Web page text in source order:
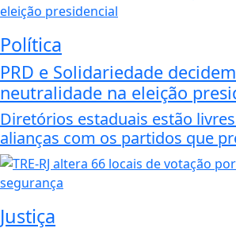
Política
PRD e Solidariedade
neutralidade na eleição
Diretórios estaduais estão
alianças com os partidos que
Justiça